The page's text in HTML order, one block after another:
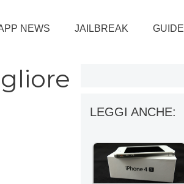
NEWS JAILBREAK GUIDE
LEGGI ANCHE: